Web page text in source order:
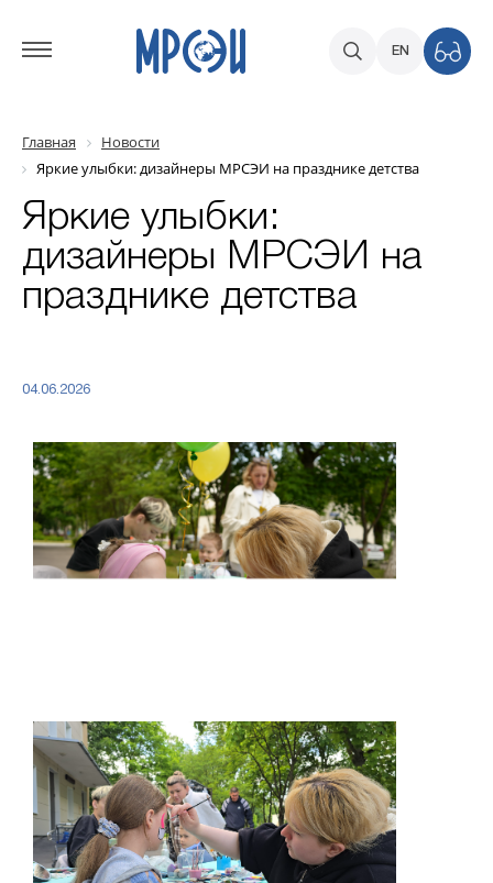
EN
Главная
Новости
Яркие улыбки: дизайнеры МРСЭИ на празднике детства
Яркие улыбки:
дизайнеры МРСЭИ на
празднике детства
04.06.2026